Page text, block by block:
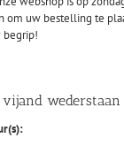
om uw bestelling te
begrip!
wederstaan